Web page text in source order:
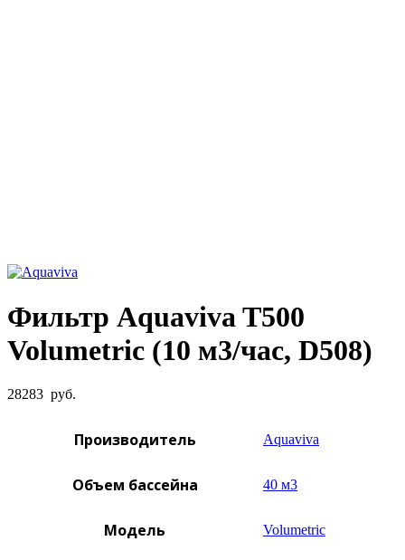
Фильтр Aquaviva T500
Volumetric (10 м3/час, D508)
28283 руб.
Производитель Aquaviva
Объем бассейна 40 м3
Модель Volumetric